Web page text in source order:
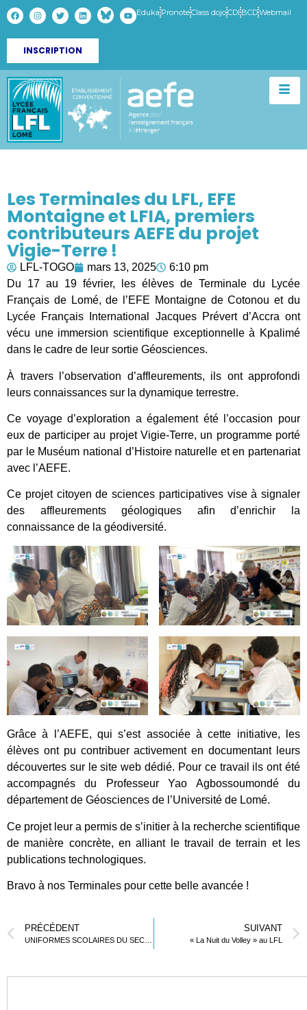
Eduka PronoteClass dojoCDI BCDWebmail
INSCRIPTION
Les Terminales du LFL, EFE
Montaigne et LFIA, premiers
contributeurs AEFE du projet
Vigie-Terre !
LFL-TOGO mars 13, 2025
6:10 pm
Du 17 au 19 février, les élèves de Terminale du Lycée
Français de Lomé, de l’EFE Montaigne de Cotonou et du
Lycée Français International Jacques Prévert d’Accra ont
vécu une immersion scientifique exceptionnelle à Kpalimé
dans le cadre de leur sortie Géosciences.
À travers l’observation d’affleurements, ils ont approfondi
leurs connaissances sur la dynamique terrestre.
Ce voyage d’exploration a également été l’occasion pour
eux de participer au projet Vigie-Terre, un programme porté
par le Muséum national d’Histoire naturelle et en partenariat
avec l’AEFE.
Ce projet citoyen de sciences participatives vise à signaler
des affleurements géologiques afin d’enrichir la
connaissance de la géodiversité.
Grâce à l’AEFE, qui s’est associée à cette initiative, les
élèves ont pu contribuer activement en documentant leurs
découvertes sur le site web dédié. Pour ce travail ils ont été
accompagnés du Professeur Yao Agbossoumondé du
département de Géosciences de l’Université de Lomé.
Ce projet leur a permis de s’initier à la recherche scientifique
de manière concrète, en alliant le travail de terrain et les
publications technologiques.
Bravo à nos Terminales pour cette belle avancée !
PRÉCÉDENT SUIVANT
« La Nuit du Volley » au LFL